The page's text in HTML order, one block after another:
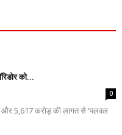
को...
0
और 5,617 करोड़ की लागत से 'पलवल